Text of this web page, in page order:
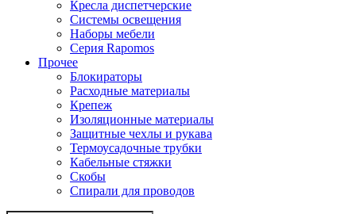
Кресла диспетчерские
Системы освещения
Наборы мебели
Серия Rapomos
Прочее
Блокираторы
Расходные материалы
Крепеж
Изоляционные материалы
Защитные чехлы и рукава
Термоусадочные трубки
Кабельные стяжки
Скобы
Спирали для проводов